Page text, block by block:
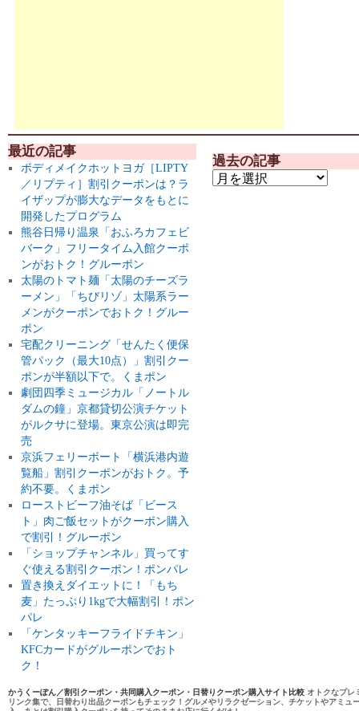
最近の記事
ボディメイクホットヨガ［LIPTY
／リプティ］割引クーポンは？ラ
イザップが膨大なデータをもとに
開発したプログラム
熊谷日帰り温泉「おふろカフェビ
バーク」フリータイム入館クーポ
ンがおトク！グルーポン
太陽のトマト麺「太陽のチーズラ
ーメン」「ちびリゾ」太陽系ラー
メンがクーポンでおトク！グルー
ポン
宅配クリーニング「せんたく便保
管パック（最大10点）」割引クー
ポンが半額以下で。くまポン
劇団四季ミュージカル「ノートル
ダムの鐘」京都貸切公演チケット
がルクサに登場。東京公演は即完
売
京浜フェリーボート「横浜港内遊
覧船」割引クーポンがおトク。予
約不要。くまポン
ローストビーフ油そば「ビース
ト」肉ご飯セットがクーポン購入
で割引！グルーポン
「ショップチャンネル」買ってす
ぐ使える割引クーポン！ポンパレ
置き換えダイエットに！「もち
麦」たっぷり1kgで大幅割引！ポン
パレ
「ケンタッキーフライドチキン」
KFCカードがグルーポンでおト
ク！
過去の記事
かうくーぽん／割引クーポン・共同購入クーポン・日替りクーポン購入サイト比較 オトクなプレ
リンク集で、日替わり出品クーポンもチェック！グルメやリラクゼーション、チケットやアミ